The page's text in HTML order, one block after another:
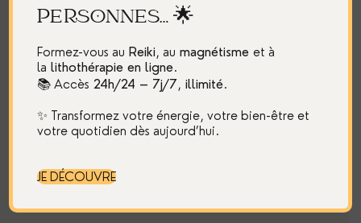
Enphysiqueà Montreux – Suisse
hello@radiant-orchid.com
Restons en contact
PERSONNES… 🌟
Formez-vous auReiki, aumagnétisme et à
lalithothérapie en ligne.
📚 Accès 24h/24 – 7j/7,illimité.
✨ Transformez votre énergie, votre bien-être et
votre quotidien dès aujourd’hui.
JE DÉCOUVRE